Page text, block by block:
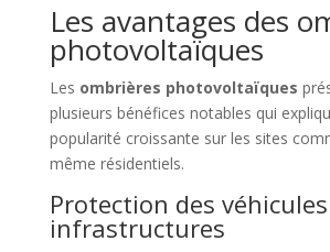
Les avantages des
photovoltaïques
Les ombrières photovoltaïques
plusieurs bénéfices notables qui
popularité croissante sur les sites
même résidentiels.
Protection des
infrastructures